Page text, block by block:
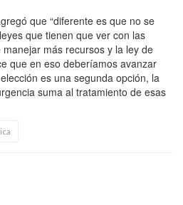
que “diferente es que no se
que tienen que ver con las
más recursos y la ley de
que en eso deberíamos avanzar
es una segunda opción, la
suma al tratamiento de esas